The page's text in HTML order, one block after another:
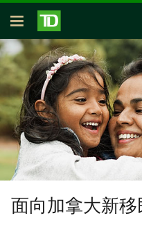
跳转到主要内容
开放式房屋贷款
面向加拿大新